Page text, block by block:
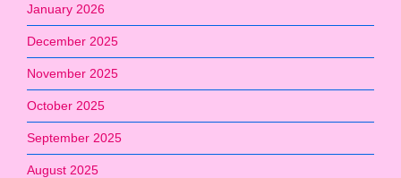
January 2026
December 2025
November 2025
October 2025
September 2025
August 2025